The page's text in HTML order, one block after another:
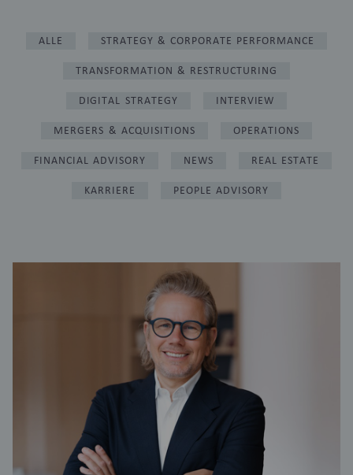
ALLE STRATEGY & CORPORATE PERFORMANCE
TRANSFORMATION & RESTRUCTURING
DIGITAL STRATEGY INTERVIEW
MERGERS & ACQUISITIONS OPERATIONS
FINANCIAL ADVISORY NEWS REAL ESTATE
KARRIERE PEOPLE ADVISORY